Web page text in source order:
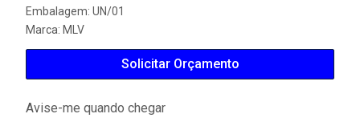
Embalagem: UN/01
Marca: MLV
Solicitar Orçamento
Avise-me quando chegar